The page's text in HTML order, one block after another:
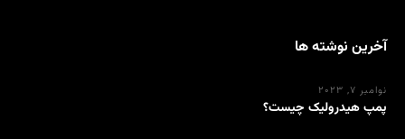
آخرین نوشته ها
نوامبر 7, 2023
پمپ هیدرولیک چیست؟